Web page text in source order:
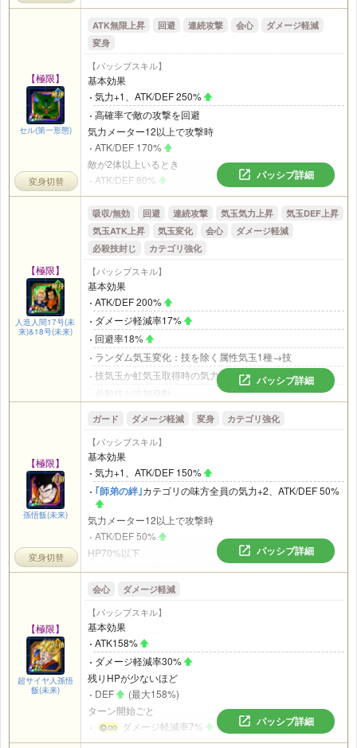
全ての攻撃をガード
｢最凶の一族｣ または｢恐怖の征服｣
カテゴリの敵がいるとき
気力+5、ATK150%
必ず会心が発動
必ず追加攻撃し超高確率で必殺技発動
必殺技を発動するとそのターン中、超高確率で敵の攻撃
を回避
登場から6ターン目以降
DEF59%
高確率で会心が発動
必ず追加攻撃し高確率で必殺技が発動
必殺技を発動するとそのターン中、高確率で敵の攻撃を
回避
回避すると
ATK/DEF 59%
【極限】
セル(第一形態)
ATK無限上昇 回避 連続攻撃 会心
ダメージ軽減
変身
【パッシブスキル】
基本効果
気力+1、ATK/DEF 250%
高確率で敵の攻撃を回避
気力メーター12以上で攻撃時
ATK/DEF 170%
敵が2体以上いるとき
ATK/DEF 80%
会心率/回避率18%
敵が3体以上いるとき
ATK/DEF 70%
会心率/回避率17%
HP50%以上
気力+2
必ず追加攻撃し高確率で必殺技が発動
ダメージ軽減率/会心率/回避率17%
バトル開始から3ターン目以降
17号を吸収する
パッシブ詳細
変身切替
【極限】
人造人間17号(未
来)&18号(未来)
吸収/無効 回避 連続攻撃 気玉気力上昇
気玉DEF上昇
気玉ATK上昇
気玉変化 会心
ダメージ軽減
必殺技封じ
カテゴリ強化
【パッシブスキル】
基本効果
ATK/DEF 200%
ダメージ軽減率17%
回避率18%
ランダム気玉変化：技を除く属性気玉1種→技
技気玉か虹気玉取得時の気力上昇量+1
ATK/DEF 35%
取得技気玉1個につき
ATK18%
DEF17%
取得技気玉2個以上または取得虹気玉1個以上
会心率とダメージ軽減率/回避率35%
気力メーター12以上で攻撃時
ATK/DEF 150%
HP35%以下
ダメージ軽減率17%
回避率18%
敵の
気弾系必殺技を受けるとき
HP35%以上、または取得気玉7個以上で無効化する
取得気玉8個以上で2ターンの間、
味方全員のATK/DEF 15%
パッシブ詳細
【極限】
孫悟飯(未来)
ガード ダメージ軽減 変身 カテゴリ強化
【パッシブスキル】
基本効果
気力+1、ATK/DEF 150%
｢師弟の絆｣カテゴリの味方全員の気力+2、ATK/DEF 50%
気力メーター12以上で攻撃時
ATK/DEF 50%
HP70%以下
名称に｢トランクス｣を含むキャラ(幼年期、GTを除く)が攻
撃参加中の味方にいるとき
高確率で全ての攻撃をガード
バトル開始から4ターン目以降、HP58%以上のとき名称に
｢トランクス｣を含むキャラ(幼年期、GTを除く)がチームに
いる場合
変身する
パッシブ詳細
変身切替
【極限】
超サイヤ人孫悟
飯(未来)
会心 ダメージ軽減
【パッシブスキル】
基本効果
ATK158%
ダメージ軽減率30%
残りHPが少ないほど
DEF
(最大158%)
ターン開始ごと
ダメージ軽減率7%
(最大28%)
｢未来編｣カテゴリの名称に｢トランクス｣を含むキャラが攻
パッシブ詳細